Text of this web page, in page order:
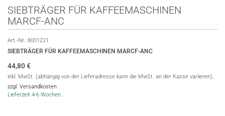
SIEBTRÄGER FÜR KAFFEEMASCHINEN
MARCF-ANC
Art.-Nr.: 8001221
SIEBTRÄGER FÜR KAFFEEMASCHINEN MARCF-ANC
44,80€
inkl. MwSt. (abhängig von der Lieferadresse kann die MwSt. an der Kasse variieren),
zzgl. Versandkosten
Lieferzeit 4-6 Wochen..